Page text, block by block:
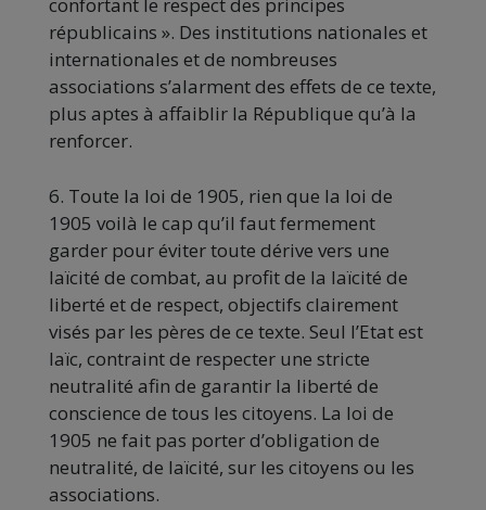
républicains ». Des institutions nationales et
internationales et de nombreuses
associations s’alarment des effets de ce texte,
plus aptes à affaiblir la République qu’à la
renforcer.
6. Toute la loi de 1905, rien que la loi de
1905 voilà le cap qu’il faut fermement
garder pour éviter toute dérive vers une
laïcité de combat, au profit de la laïcité de
liberté et de respect, objectifs clairement
visés par les pères de ce texte. Seul l’Etat est
laïc, contraint de respecter une stricte
neutralité afin de garantir la liberté de
conscience de tous les citoyens. La loi de
1905 ne fait pas porter d’obligation de
neutralité, de laïcité, sur les citoyens ou les
associations.